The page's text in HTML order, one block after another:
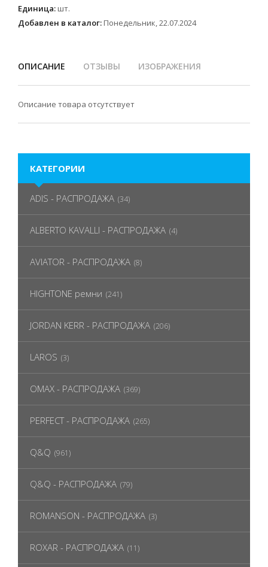
Единица: шт.
Добавлен в каталог: Понедельник, 22.07.2024
ОПИСАНИЕ ОТЗЫВЫ ИЗОБРАЖЕНИЯ
Описание товара отсутствует
КАТЕГОРИИ
ADIS - РАСПРОДАЖА (34)
ALBERTO KAVALLI - РАСПРОДАЖА (4)
AVIATOR - РАСПРОДАЖА (8)
HIGHTONE ремни (241)
JORDAN KERR - РАСПРОДАЖА (206)
LAROS (3)
OMAX - РАСПРОДАЖА (369)
PERFECT - РАСПРОДАЖА (265)
Q&Q (961)
Q&Q - РАСПРОДАЖА (79)
ROMANSON - РАСПРОДАЖА (3)
ROXAR - РАСПРОДАЖА (11)